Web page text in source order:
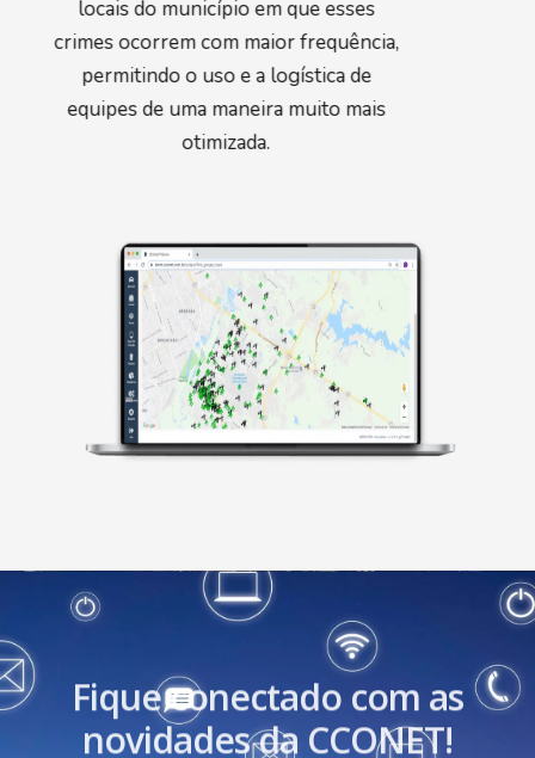
locais do município em que esses
crimes ocorrem com maior frequência,
permitindo o uso e a logística de
equipes de uma maneira muito mais
otimizada.
Fique conectado com as
novidades da CCONET!